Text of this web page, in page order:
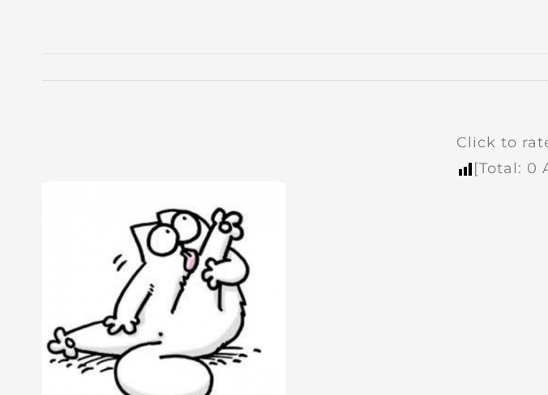
Click to
[Total: 0